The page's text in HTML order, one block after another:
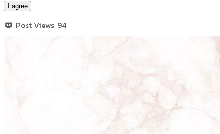
I agree
Post Views: 94